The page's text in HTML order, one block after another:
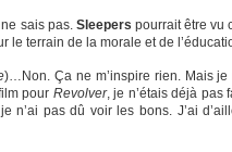
ne sais pas. Sleepers pourrait être vu
le terrain de la morale et de
)…Non. Ça ne m’inspire rien. Mais
pour Revolver, je n’étais déjà pas
n’ai pas dû voir les bons. J’ai